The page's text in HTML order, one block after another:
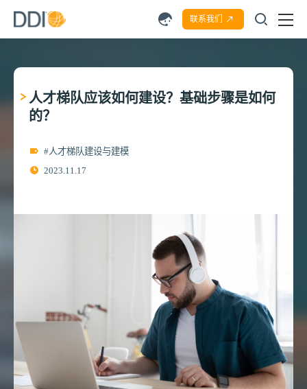
联系我们
人才梯队应该如何建设？基础步骤是如何
的？
#人才梯队建设与建模
2023.11.17